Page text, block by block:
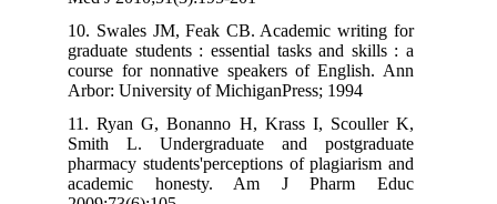
10. Swales JM, Feak CB. Academic writing for
graduate students : essential tasks and skills : a
course for nonnative speakers of English. Ann
Arbor: University of MichiganPress; 1994
11. Ryan G, Bonanno H, Krass I, Scouller K,
Smith L. Undergraduate and postgraduate
pharmacy students'perceptions of plagiarism and
academic honesty. Am J Pharm Educ